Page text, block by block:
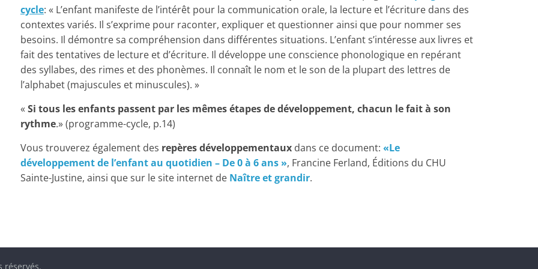
cycle: « L’enfant manifeste de l’intérêt pour la communication orale, la lecture et l’écriture dans des
contextes variés. Il s’exprime pour raconter, expliquer et questionner ainsi que pour nommer ses
besoins. Il démontre sa compréhension dans différentes situations. L’enfant s’intéresse aux livres et
fait des tentatives de lecture et d’écriture. Il développe une conscience phonologique en repérant
des syllabes, des rimes et des phonèmes. Il connaît le nom et le son de la plupart des lettres de
l’alphabet (majuscules et minuscules). »
« Si tous les enfants passent par les mêmes étapes de développement, chacun le fait à son
rythme.» (programme-cycle, p.14)
Vous trouverez également des repères développementauxdans ce document: «Le
développement de l’enfant au quotidien – De 0 à 6 ans », Francine Ferland, Éditions du CHU
Sainte-Justine, ainsi que sur le site internet de Naître et grandir.
réservés.